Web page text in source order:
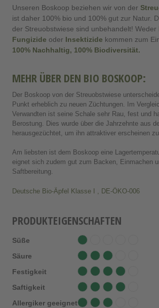
PRODUKTEIGENSCHAFTEN
Süße
Säure
Festigkeit
Saftigkeit
Allergiker geeignet
Unseren Boskoop beziehen wir von der
ist daher 100% bio und 100% gut zur Natur.
der Streuobstwiese sind unbehandelt! Weder
Fungizide oder Insektizide kommen zum
100% Nachhaltig, 100% Biodiversität.
MEHR ÜBER DEN BIO BOSKOOP:
Der Boskoop von der Streuobstwiese
Punkt erheblich zu neuen Züchtungen. Im
Verwandten ist seine Schale sehr Rau, fest und
Berostung. Dies wurde über die Jahrzehnte aus
herausgezüchtet, um ihn attraktiver erscheinen
Am liebsten ist dem Boskoop eine
eignet sich zudem gut zum Backen, Einmachen
Saftbereitung.
Deutsche Bio-Äpfel Klasse I , DE-ÖKO-006